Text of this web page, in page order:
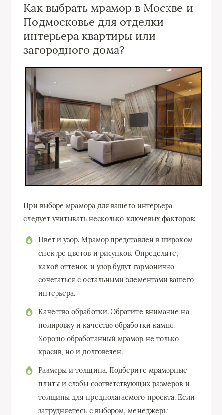
Как выбрать мрамор в Москве и
Подмосковье для отделки
интерьера квартиры или
загородного дома?
При выборе мрамора для вашего интерьера
следует учитывать несколько ключевых факторов:
Цвет и узор. Мрамор представлен в широком
спектре цветов и рисунков. Определите,
какой оттенок и узор будут гармонично
сочетаться с остальными элементами вашего
интерьера.
Качество обработки. Обратите внимание на
полировку и качество обработки камня.
Хорошо обработанный мрамор не только
красив, но и долговечен.
Размеры и толщина. Подберите мраморные
плиты и слэбы соответствующих размеров и
толщины для предполагаемого проекта. Если
затрудняетесь с выбором, менеджеры